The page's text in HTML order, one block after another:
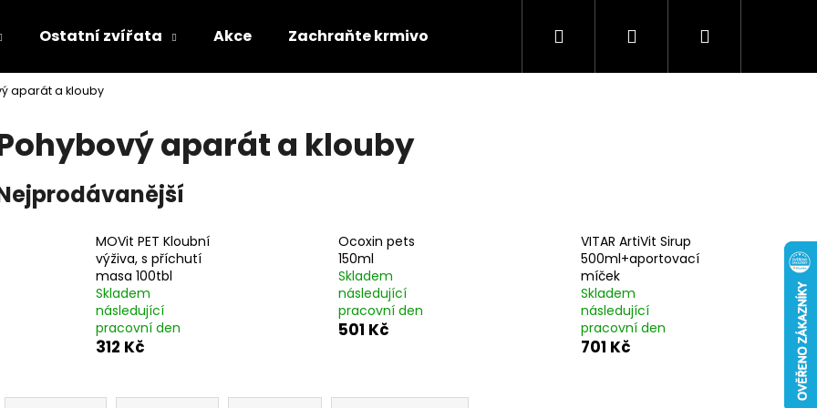
Ostatní zvířata Akce Zachraňte krmivo Chovatelské potřeby Novinky
Hledat PřihlášeníNákupní
aparát a klouby
aparát a klouby
MOVit PET Kloubní
výživa, s příchutí
masa 100tbl
Skladem
následující
pracovní den
312 Kč
Ocoxin pets
150ml
Skladem
následující
pracovní den
501 Kč
VITAR ArtiVit Sirup
500ml+aportovací
míček
Skladem
následující
pracovní den
701 Kč
Ř
Co potřebujete najít?
Doporučujeme